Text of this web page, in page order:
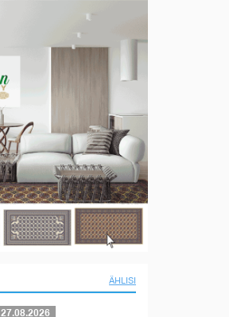
ÄHLISI
27.08.2026